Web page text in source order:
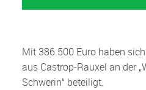
Mit 386.500 Euro haben
aus Castrop-Rauxel an der
Schwerin“ beteiligt.